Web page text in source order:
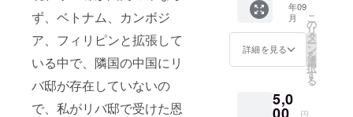
ず、ベトナム、カンボジ
ア、フィリピンと拡張して
いる中で、隣国の中国にリ
バ邸が存在していないの
で、私がリバ邸で受けた恩
セリン
グの資
格は所
有して
リバ邸
深セン
のメン
バーか
セージ
●クラウ
プのご
相談
（吉川
はイン
ターン
紹介経
り、ム
タは海
年09
月
詳細を見る
こ
の
リ
タ
ー
ン
を
選
択
す
る
5,0
00 円